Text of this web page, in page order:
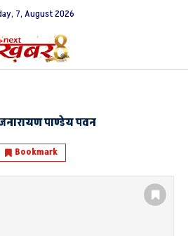
7, August 2026
पाण्डेय पवन
Bookmark